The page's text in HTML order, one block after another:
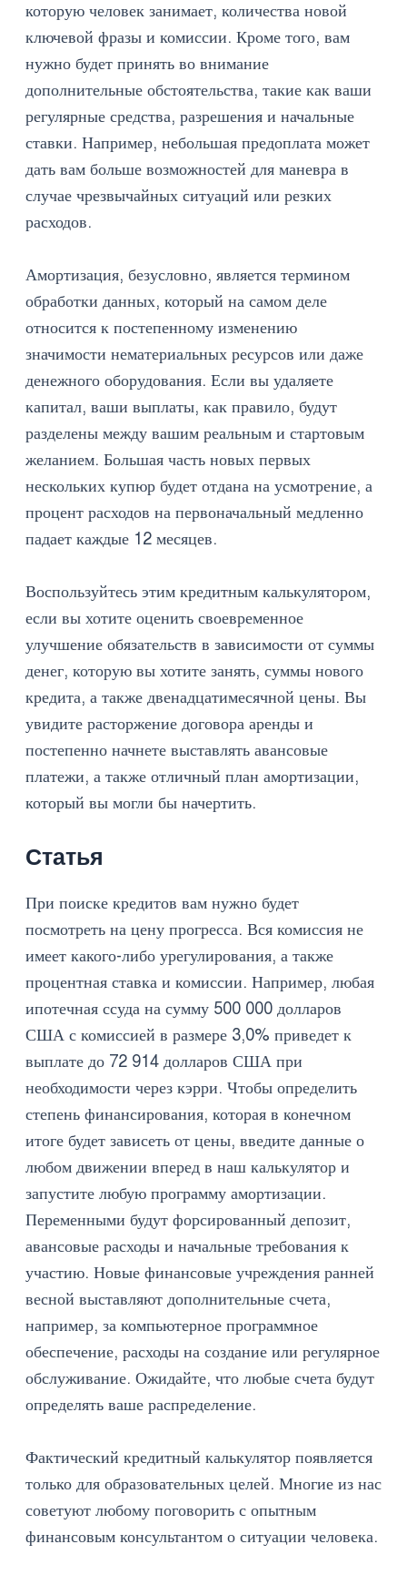
которую человек занимает, количества новой
ключевой фразы и комиссии. Кроме того, вам
нужно будет принять во внимание
дополнительные обстоятельства, такие как ваши
регулярные средства, разрешения и начальные
ставки. Например, небольшая предоплата может
дать вам больше возможностей для маневра в
случае чрезвычайных ситуаций или резких
расходов.
Амортизация, безусловно, является термином
обработки данных, который на самом деле
относится к постепенному изменению
значимости нематериальных ресурсов или даже
денежного оборудования. Если вы удаляете
капитал, ваши выплаты, как правило, будут
разделены между вашим реальным и стартовым
желанием. Большая часть новых первых
нескольких купюр будет отдана на усмотрение, а
процент расходов на первоначальный медленно
падает каждые 12 месяцев.
Воспользуйтесь этим кредитным калькулятором,
если вы хотите оценить своевременное
улучшение обязательств в зависимости от суммы
денег, которую вы хотите занять, суммы нового
кредита, а также двенадцатимесячной цены. Вы
увидите расторжение договора аренды и
постепенно начнете выставлять авансовые
платежи, а также отличный план амортизации,
который вы могли бы начертить.
Статья
При поиске кредитов вам нужно будет
посмотреть на цену прогресса. Вся комиссия не
имеет какого-либо урегулирования, а также
процентная ставка и комиссии. Например, любая
ипотечная ссуда на сумму 500 000 долларов
США с комиссией в размере 3,0% приведет к
выплате до 72 914 долларов США при
необходимости через кэрри. Чтобы определить
степень финансирования, которая в конечном
итоге будет зависеть от цены, введите данные о
любом движении вперед в наш калькулятор и
запустите любую программу амортизации.
Переменными будут форсированный депозит,
авансовые расходы и начальные требования к
участию. Новые финансовые учреждения ранней
весной выставляют дополнительные счета,
например, за компьютерное программное
обеспечение, расходы на создание или регулярное
обслуживание. Ожидайте, что любые счета будут
определять ваше распределение.
Фактический кредитный калькулятор появляется
только для образовательных целей. Многие из нас
советуют любому поговорить с опытным
финансовым консультантом о ситуации человека.